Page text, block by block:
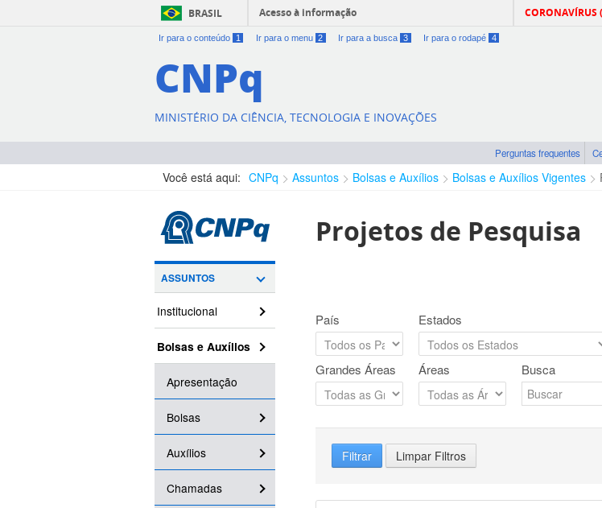
BRASIL Acesso à informação CORONAVÍRUS
Ir para o conteúdo 1 Ir para o menu 2 Ir para a busca 3 Ir para o rodapé 4
CNPq
MINISTÉRIO DA CIÊNCIA, TECNOLOGIA E INOVAÇÕES
Perguntas frequentes
Você está aqui: CNPq Assuntos Bolsas e Auxílios Bolsas e Auxílios Vigentes
ASSUNTOS
Institucional
Bolsas e Auxílios
Apresentação
Bolsas
Auxílios
Chamadas
Projetos de Pesquisa
País Estados
Grandes Áreas Áreas Busca
Filtrar Limpar Filtros